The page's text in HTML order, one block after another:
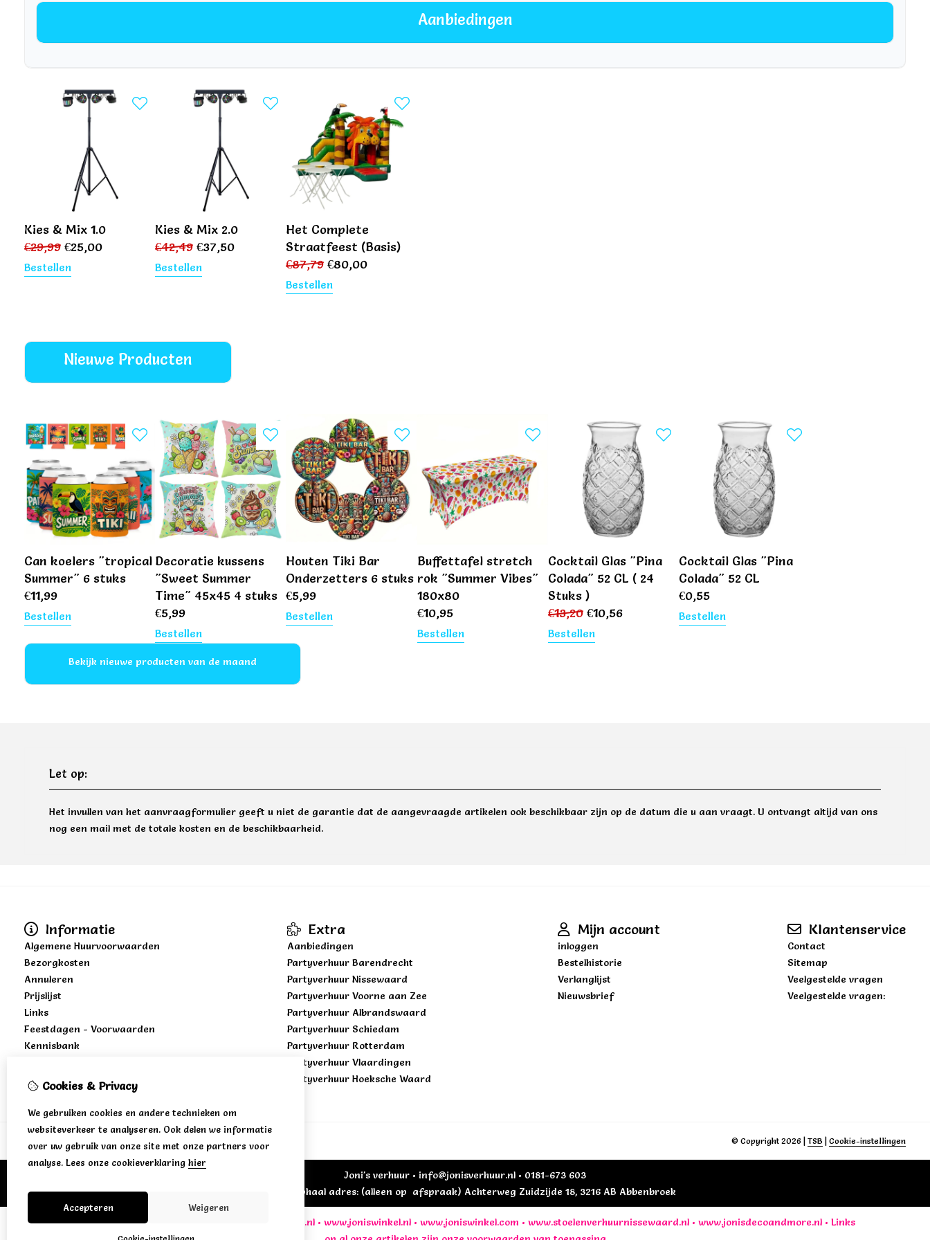
Aanbiedingen
Kies & Mix 1.0
€29,99 €25,00
Bestellen
Kies & Mix 2.0
€42,49 €37,50
Bestellen
Het Complete
Straatfeest (Basis)
€87,79 €80,00
Bestellen
Nieuwe Producten
Can koelers "tropical
Summer" 6 stuks
€11,99
Bestellen
Decoratie kussens
"Sweet Summer
Time" 45x45 4 stuks
€5,99
Bestellen
Houten Tiki Bar
Onderzetters 6 stuks
€5,99
Bestellen
Buffettafel stretch
rok "Summer Vibes"
180x80
€10,95
Bestellen
Cocktail Glas "Pina
Colada" 52 CL ( 24
Stuks )
€13,20 €10,56
Bestellen
Cocktail Glas "Pina
Colada" 52 CL
€0,55
Bestellen
Bekijk nieuwe producten van de maand
Let op:
Het invullen van het aanvraagformulier geeft u niet de garantie dat de aangevraagde artikelen ook beschikbaar zijn op de datum die u aan vraagt. U ontvangt altijd van ons
nog een mail met de totale kosten en de beschikbaarheid.
Informatie
Algemene Huurvoorwaarden
Bezorgkosten
Annuleren
Prijslijst
Links
Feestdagen - Voorwaarden
Kennisbank
Extra
Aanbiedingen
Partyverhuur Barendrecht
Partyverhuur Nissewaard
Partyverhuur Voorne aan Zee
Partyverhuur Albrandswaard
Partyverhuur Schiedam
Partyverhuur Rotterdam
Partyverhuur Vlaardingen
Partyverhuur Hoeksche Waard
Mijn account
inloggen
Bestelhistorie
Verlanglijst
Nieuwsbrief
Klantenservice
Contact
Sitemap
Veelgestelde vragen
Veelgestelde vragen:
© Copyright 2026 TSB Cookie-instellingen
Joni's verhuur • info@jonisverhuur.nl • 0181-673 603
Bezoek/ophaal adres: (alleen op afspraak) Achterweg Zuidzijde 18, 3216 AB Abbenbroek
www.jonisverhuuravontuur.nl www.jonisverhuur.nl • www.joniswinkel.nl • www.joniswinkel.com • www.stoelenverhuurnissewaard.nl • www.jonisdecoandmore.nl • Links
Cookies & Privacy
We gebruiken cookies en andere technieken om
websiteverkeer te analyseren. Ook delen we informatie
over uw gebruik van onze site met onze partners voor
analyse. Lees onze cookieverklaring hier
Accepteren Weigeren